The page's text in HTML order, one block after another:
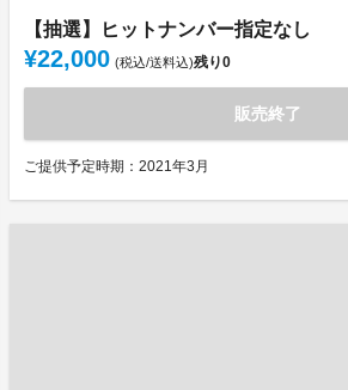
【抽選】ヒットナンバー指定なし
¥22,000 (税込/送料込)残り0
販売終了
ご提供予定時期：2021年3月